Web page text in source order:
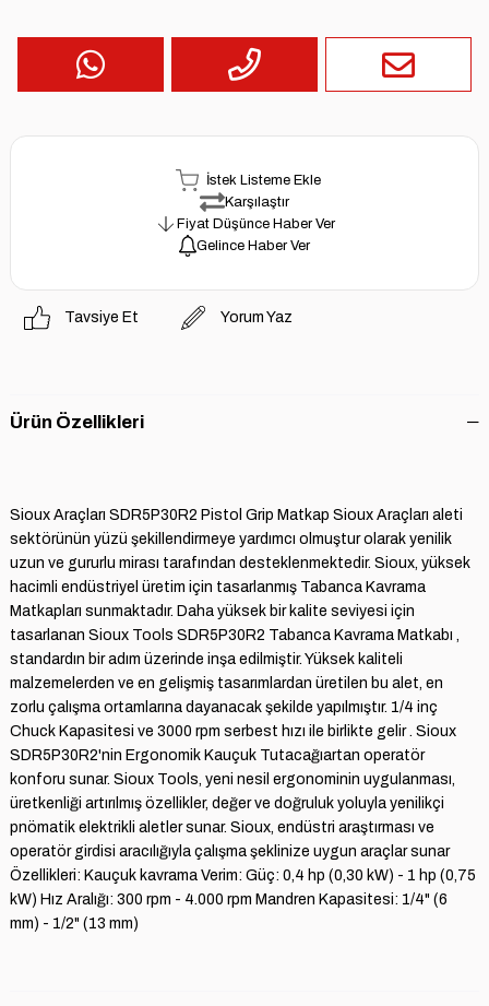
İstek Listeme Ekle
Karşılaştır
Fiyat Düşünce Haber Ver
Gelince Haber Ver
Tavsiye Et Yorum Yaz
Ürün Özellikleri
Sioux Araçları SDR5P30R2 Pistol Grip Matkap Sioux Araçları aleti
sektörünün yüzü şekillendirmeye yardımcı olmuştur olarak yenilik
uzun ve gururlu mirası tarafından desteklenmektedir. Sioux, yüksek
hacimli endüstriyel üretim için tasarlanmış Tabanca Kavrama
Matkapları sunmaktadır. Daha yüksek bir kalite seviyesi için
tasarlanan Sioux Tools SDR5P30R2 Tabanca Kavrama Matkabı ,
standardın bir adım üzerinde inşa edilmiştir. Yüksek kaliteli
malzemelerden ve en gelişmiş tasarımlardan üretilen bu alet, en
zorlu çalışma ortamlarına dayanacak şekilde yapılmıştır. 1/4 inç
Chuck Kapasitesi ve 3000 rpm serbest hızı ile birlikte gelir . Sioux
SDR5P30R2'nin Ergonomik Kauçuk Tutacağıartan operatör
konforu sunar. Sioux Tools, yeni nesil ergonominin uygulanması,
üretkenliği artırılmış özellikler, değer ve doğruluk yoluyla yenilikçi
pnömatik elektrikli aletler sunar. Sioux, endüstri araştırması ve
operatör girdisi aracılığıyla çalışma şeklinize uygun araçlar sunar
Özellikleri: Kauçuk kavrama Verim: Güç: 0,4 hp (0,30 kW) - 1 hp (0,75
kW) Hız Aralığı: 300 rpm - 4.000 rpm Mandren Kapasitesi: 1/4" (6
mm) - 1/2" (13 mm)